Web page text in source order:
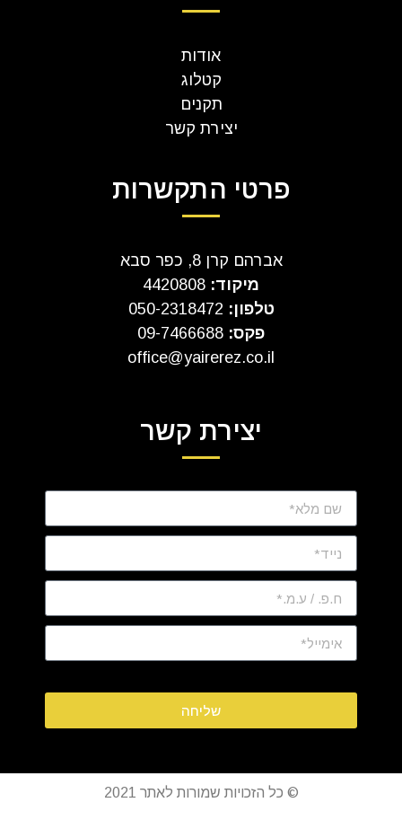
אודות
קטלוג
תקנים
יצירת קשר
פרטי התקשרות
אברהם קרן 8, כפר סבא
מיקוד:
טלפון:
פקס: 09-7466688
office@yairerez.co.il
יצירת קשר
שליחה
© כל הזכויות שמורות לאתר 2021